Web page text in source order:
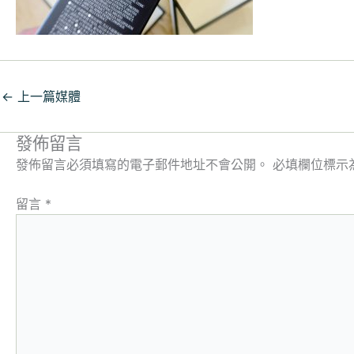
← 上一篇媒體
發佈留言
發佈留言必須填寫的電子郵件地址不會公開。 必填欄位標
留言 *